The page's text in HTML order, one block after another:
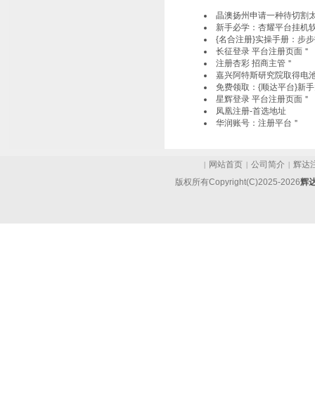
晶澳扬州申请一种待切割
新手必学：杏耀平台挂机
{名合注册}实操手册：步
长征登录 平台注册页面＂
注册杏彩 招商主管＂
嘉兴阿特斯研究院取得电
免费领取：{顺达平台}新
星辉登录 平台注册页面＂
凤凰注册-首选地址
华润账号：注册平台＂
| 网站首页 | 公司简介 | 辉达
版权所有Copyright(C)2025-2026辉